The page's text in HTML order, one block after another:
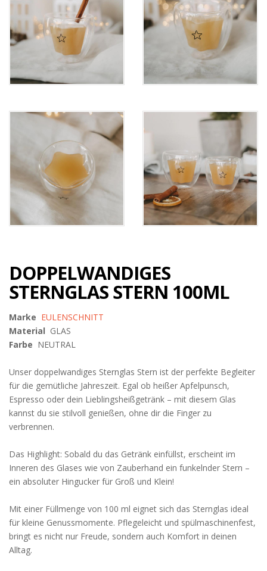
DOPPELWANDIGES
STERNGLAS STERN 100ML
Marke EULENSCHNITT
Material GLAS
Farbe NEUTRAL
Unser doppelwandiges Sternglas Stern ist der perfekte Begleiter
für die gemütliche Jahreszeit. Egal ob heißer Apfelpunsch,
Espresso oder dein Lieblingsheißgetränk – mit diesem Glas
kannst du sie stilvoll genießen, ohne dir die Finger zu
verbrennen.
Das Highlight: Sobald du das Getränk einfüllst, erscheint im
Inneren des Glases wie von Zauberhand ein funkelnder Stern –
ein absoluter Hingucker für Groß und Klein!
Mit einer Füllmenge von 100 ml eignet sich das Sternglas ideal
für kleine Genussmomente. Pflegeleicht und spülmaschinenfest,
bringt es nicht nur Freude, sondern auch Komfort in deinen
Alltag.